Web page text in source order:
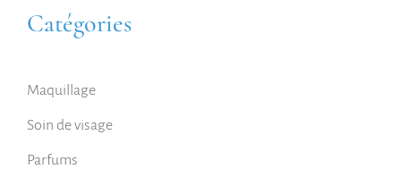
Catégories
Maquillage
Soin de visage
Parfums